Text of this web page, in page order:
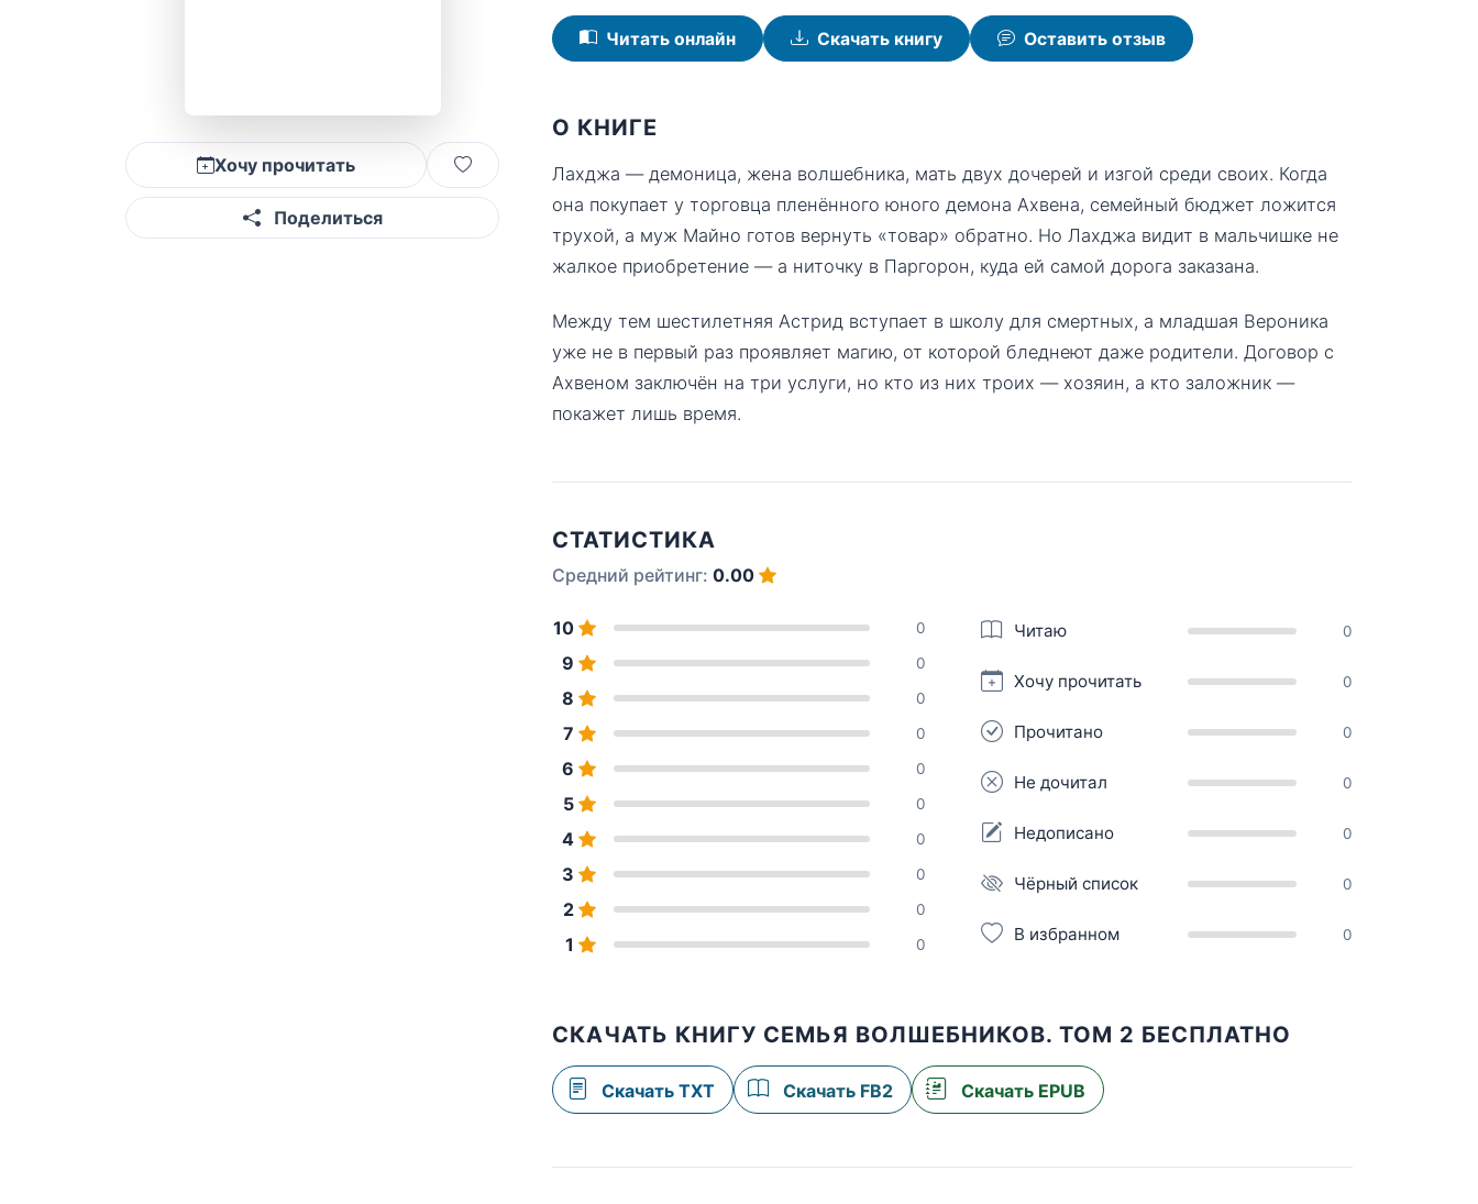
Хочу прочитать
Поделиться
Читать онлайн Скачать книгу Оставить отзыв
О КНИГЕ
Лахджа — демоница, жена волшебника, мать двух дочерей и изгой среди своих. Когда
она покупает у торговца пленённого юного демона Ахвена, семейный бюджет ложится
трухой, а муж Майно готов вернуть «товар» обратно. Но Лахджа видит в мальчишке не
жалкое приобретение — а ниточку в Паргорон, куда ей самой дорога заказана.
Между тем шестилетняя Астрид вступает в школу для смертных, а младшая Вероника
уже не в первый раз проявляет магию, от которой бледнеют даже родители. Договор с
Ахвеном заключён на три услуги, но кто из них троих — хозяин, а кто заложник —
покажет лишь время.
СТАТИСТИКА
Средний рейтинг: 0.00
10 0
9 0
8 0
7 0
6 0
5 0
4 0
3 0
2 0
1 0
Читаю 0
Хочу прочитать 0
Прочитано 0
Не дочитал 0
Недописано 0
Чёрный список 0
В избранном 0
СКАЧАТЬ КНИГУ СЕМЬЯ ВОЛШЕБНИКОВ. ТОМ 2 БЕСПЛАТНО
Скачать TXT Скачать FB2 Скачать EPUB